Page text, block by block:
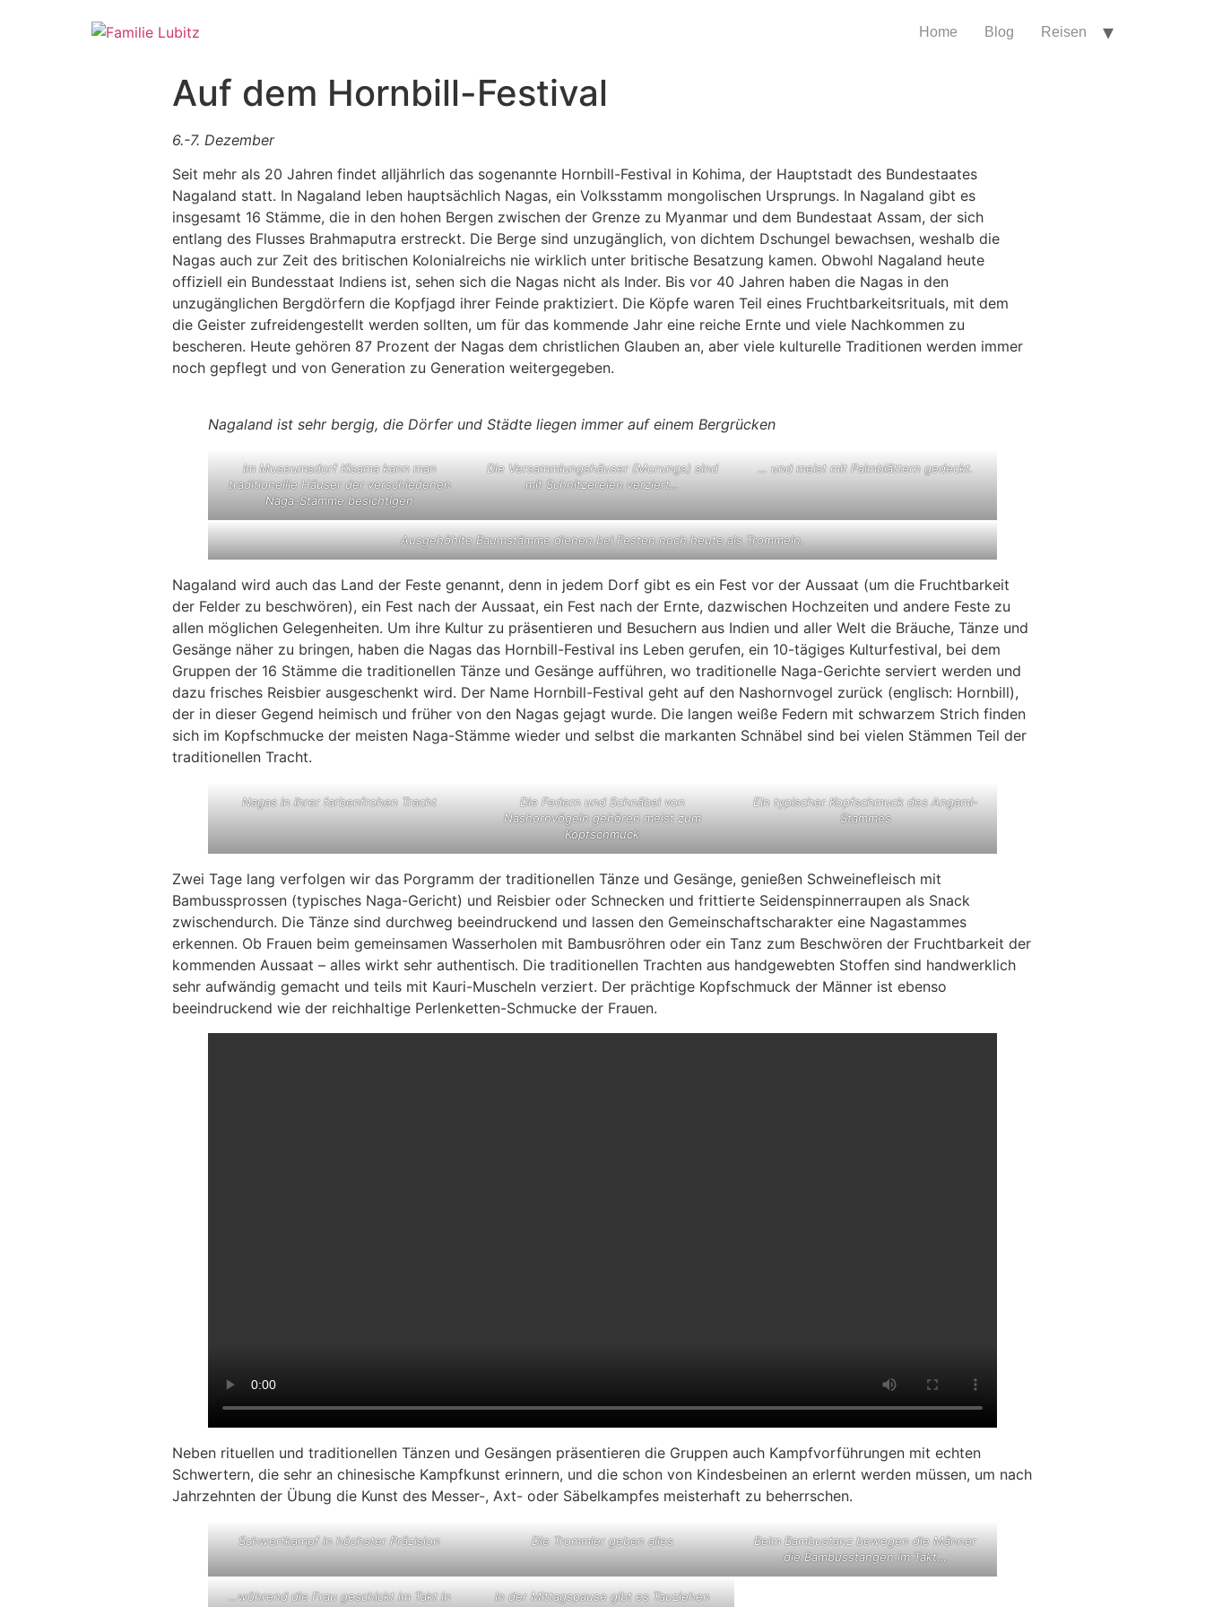
Home Blog Reisen
Auf dem Hornbill-Festival
6.-7. Dezember
Seit mehr als 20 Jahren findet alljährlich das sogenannte Hornbill-Festival in Kohima, der Hauptstadt des Bundestaates
Nagaland statt. In Nagaland leben hauptsächlich Nagas, ein Volksstamm mongolischen Ursprungs. In Nagaland gibt es
insgesamt 16 Stämme, die in den hohen Bergen zwischen der Grenze zu Myanmar und dem Bundestaat Assam, der sich
entlang des Flusses Brahmaputra erstreckt. Die Berge sind unzugänglich, von dichtem Dschungel bewachsen, weshalb die
Nagas auch zur Zeit des britischen Kolonialreichs nie wirklich unter britische Besatzung kamen. Obwohl Nagaland heute
offiziell ein Bundesstaat Indiens ist, sehen sich die Nagas nicht als Inder. Bis vor 40 Jahren haben die Nagas in den
unzugänglichen Bergdörfern die Kopfjagd ihrer Feinde praktiziert. Die Köpfe waren Teil eines Fruchtbarkeitsrituals, mit dem
die Geister zufreidengestellt werden sollten, um für das kommende Jahr eine reiche Ernte und viele Nachkommen zu
bescheren. Heute gehören 87 Prozent der Nagas dem christlichen Glauben an, aber viele kulturelle Traditionen werden immer
noch gepflegt und von Generation zu Generation weitergegeben.
Nagaland ist sehr bergig, die Dörfer und Städte liegen immer auf einem Bergrücken
Im Museumsdorf Kisama kann man
traditionellle Häuser der verschiedenen
Naga-Stämme besichtigen
Die Versammlungshäuser (Morungs) sind
mit Schnitzereien verziert…
… und meist mit Palmblättern gedeckt.
Ausgehöhlte Baumstämme dienen bei Festen noch heute als Trommeln.
Nagaland wird auch das Land der Feste genannt, denn in jedem Dorf gibt es ein Fest vor der Aussaat (um die Fruchtbarkeit
der Felder zu beschwören), ein Fest nach der Aussaat, ein Fest nach der Ernte, dazwischen Hochzeiten und andere Feste zu
allen möglichen Gelegenheiten. Um ihre Kultur zu präsentieren und Besuchern aus Indien und aller Welt die Bräuche, Tänze und
Gesänge näher zu bringen, haben die Nagas das Hornbill-Festival ins Leben gerufen, ein 10-tägiges Kulturfestival, bei dem
Gruppen der 16 Stämme die traditionellen Tänze und Gesänge aufführen, wo traditionelle Naga-Gerichte serviert werden und
dazu frisches Reisbier ausgeschenkt wird. Der Name Hornbill-Festival geht auf den Nashornvogel zurück (englisch: Hornbill),
der in dieser Gegend heimisch und früher von den Nagas gejagt wurde. Die langen weiße Federn mit schwarzem Strich finden
sich im Kopfschmucke der meisten Naga-Stämme wieder und selbst die markanten Schnäbel sind bei vielen Stämmen Teil der
traditionellen Tracht.
Nagas in ihrer farbenfrohen Tracht
Die Federn und Schnäbel von
Nashornvögeln gehören meist zum
Kopfschmuck
EIn typischer Kopfschmuck des Angami-
Stammes
Zwei Tage lang verfolgen wir das Porgramm der traditionellen Tänze und Gesänge, genießen Schweinefleisch mit
Bambussprossen (typisches Naga-Gericht) und Reisbier oder Schnecken und frittierte Seidenspinnerraupen als Snack
zwischendurch. Die Tänze sind durchweg beeindruckend und lassen den Gemeinschaftscharakter eine Nagastammes
erkennen. Ob Frauen beim gemeinsamen Wasserholen mit Bambusröhren oder ein Tanz zum Beschwören der Fruchtbarkeit der
kommenden Aussaat – alles wirkt sehr authentisch. Die traditionellen Trachten aus handgewebten Stoffen sind handwerklich
sehr aufwändig gemacht und teils mit Kauri-Muscheln verziert. Der prächtige Kopfschmuck der Männer ist ebenso
beeindruckend wie der reichhaltige Perlenketten-Schmucke der Frauen.
Neben rituellen und traditionellen Tänzen und Gesängen präsentieren die Gruppen auch Kampfvorführungen mit echten
Schwertern, die sehr an chinesische Kampfkunst erinnern, und die schon von Kindesbeinen an erlernt werden müssen, um nach
Jahrzehnten der Übung die Kunst des Messer-, Axt- oder Säbelkampfes meisterhaft zu beherrschen.
Schwertkampf in höchster Präzision Die Trommler geben alles
Beim Bambustanz bewegen die Männer
die Bambusstangen im Takt…
…wöhrend die Frau geschickt im Takt in
In der Mittagspause gibt es Tauziehen